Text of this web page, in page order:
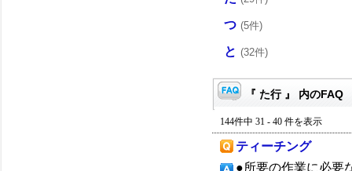
つ (5件)
と (32件)
『 た行 』 内のFAQ
144件中 31 - 40 件を表示
ティーチング
●所要の作業に必要